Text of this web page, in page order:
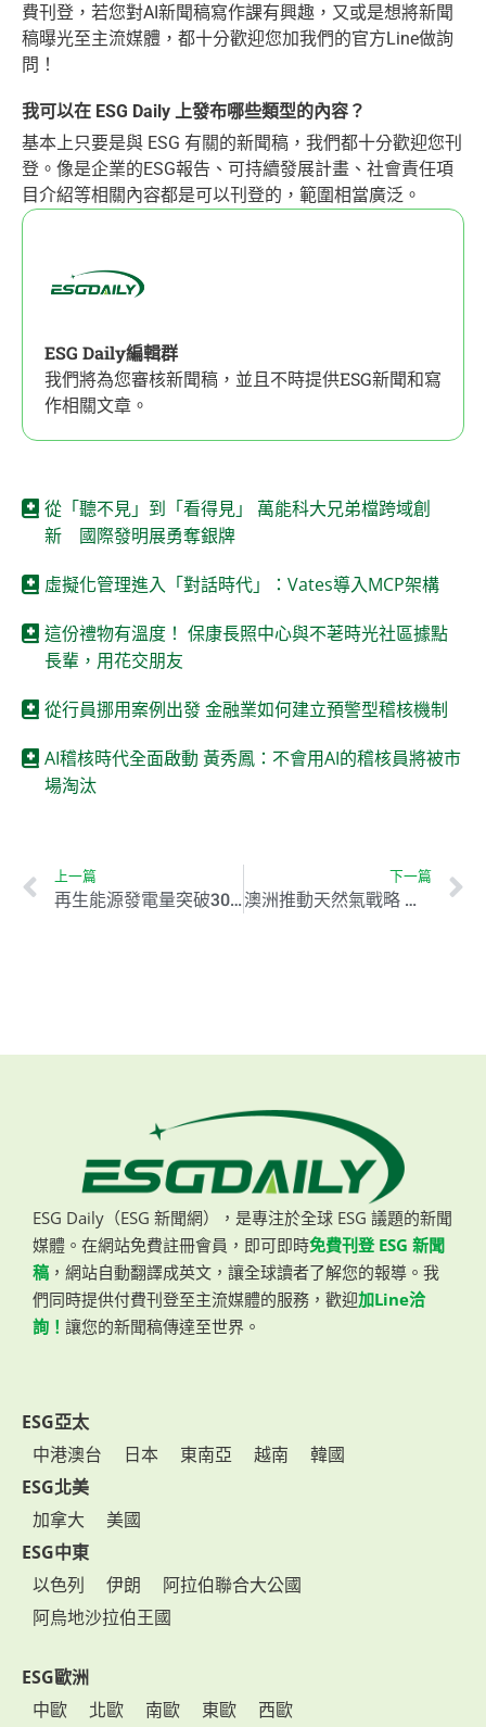
費刊登，若您對AI新聞稿寫作課有興趣，又或是想將新聞
稿曝光至主流媒體，都十分歡迎您加我們的官方Line做詢
問！
我可以在 ESG Daily 上發布哪些類型的內容？
基本上只要是與 ESG 有關的新聞稿，我們都十分歡迎您刊
登。像是企業的ESG報告、可持續發展計畫、社會責任項
目介紹等相關內容都是可以刊登的，範圍相當廣泛。
ESG Daily編輯群
我們將為您審核新聞稿，並且不時提供ESG新聞和寫
作相關文章。
從「聽不見」到「看得見」 萬能科大兄弟檔跨域創
新 國際發明展勇奪銀牌
虛擬化管理進入「對話時代」：Vates導入MCP架構
這份禮物有溫度！ 保康長照中心與不荖時光社區據點
長輩，用花交朋友
從行員挪用案例出發 金融業如何建立預警型稽核機制
AI稽核時代全面啟動 黃秀鳳：不會用AI的稽核員將被市
場淘汰
上一篇
再生能源發電量突破30%創新高 2030永續發展目標有望達陣
下一篇
澳洲推動天然氣戰略 助力邁向2050淨零碳排
ESG Daily（ESG 新聞網），是專注於全球 ESG 議題的新聞
媒體。在網站免費註冊會員，即可即時免費刊登 ESG 新聞
稿 ，網站自動翻譯成英文，讓全球讀者了解您的報導。我
們同時提供付費刊登至主流媒體的服務，歡迎加Line洽
詢！ 讓您的新聞稿傳達至世界。
ESG亞太
中港澳台
日本 東南亞 越南
韓國
ESG北美
加拿大
美國
ESG中東
以色列
伊朗
阿拉伯聯合大公國
阿烏地沙拉伯王國
ESG歐洲
中歐
北歐 南歐 東歐 西歐